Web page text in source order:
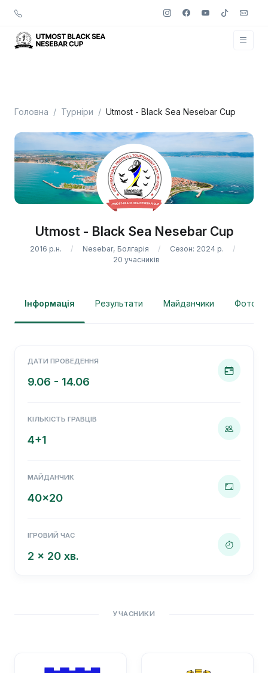
Головна Турніри Utmost - Black Sea Nesebar Cup
Utmost - Black Sea Nesebar Cup
2016 р.н. Nesebar, Болгарія
Сезон: 2024 р.
20 учасників
Інформація Результати Майданчики
ДАТИ ПРОВЕДЕННЯ
9.06 - 14.06
КІЛЬКІСТЬ ГРАВЦІВ
4+1
МАЙДАНЧИК
40x20
ІГРОВИЙ ЧАС
2 x 20 хв.
УЧАСНИКИ